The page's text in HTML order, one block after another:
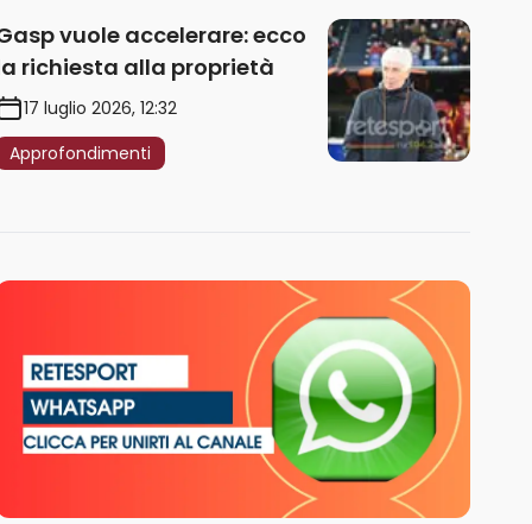
vuole accelerare: ecco
richiesta alla proprietà
17 luglio 2026, 12:32
Approfondimenti